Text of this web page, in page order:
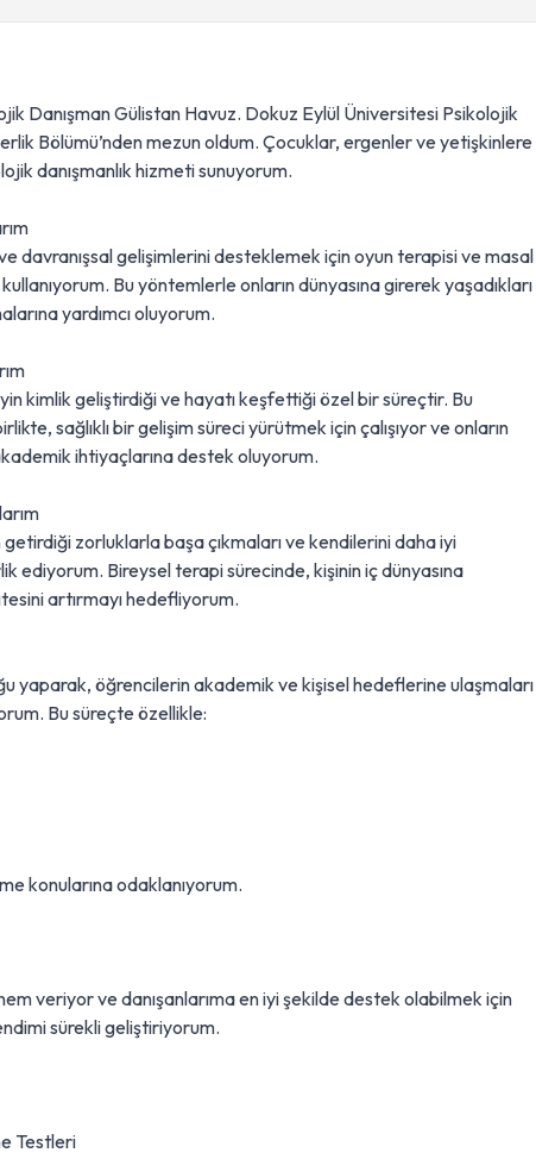
Danışman Gülistan Havuz. Dokuz Eylül Üniversitesi Psikolojik
Bölümü’nden mezun oldum. Çocuklar, ergenler ve yetişkinlere
danışmanlık hizmeti sunuyorum.
davranışsal gelişimlerini desteklemek için oyun terapisi ve masal
Bu yöntemlerle onların dünyasına girerek yaşadıkları
yardımcı oluyorum.
kimlik geliştirdiği ve hayatı keşfettiği özel bir süreçtir. Bu
sağlıklı bir gelişim süreci yürütmek için çalışıyor ve onların
ihtiyaçlarına destek oluyorum.
getirdiği zorluklarla başa çıkmaları ve kendilerini daha iyi
ediyorum. Bireysel terapi sürecinde, kişinin iç dünyasına
artırmayı hedefliyorum.
yaparak, öğrencilerin akademik ve kişisel hedeflerine ulaşmaları
Bu süreçte özellikle:
konularına odaklanıyorum.
veriyor ve danışanlarıma en iyi şekilde destek olabilmek için
sürekli geliştiriyorum.
Testleri